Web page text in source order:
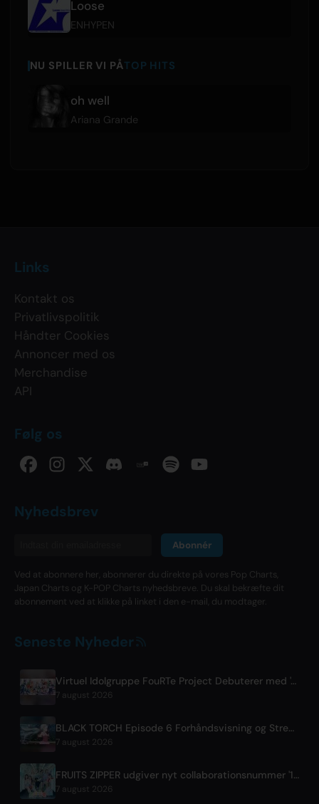
Loose
ENHYPEN
NU SPILLER VI PÅTOP HITS
oh well
Ariana Grande
Links
Kontakt os
Privatlivspolitik
Håndter Cookies
Annoncer med os
Merchandise
API
Følg os
Nyhedsbrev
Abonnér
Ved at abonnere her, abonnerer du direkte på vores Pop Charts,
Japan Charts og K-POP Charts nyhedsbreve. Du skal bekræfte dit
abonnement ved at klikke på linket i den e-mail, du modtager.
Seneste Nyheder
Virtuel Idolgruppe FouRTe Project Debuterer med 'ALL IN'-album Produceret af m-flo's ☆Taku Takahashi
7 august 2026
BLACK TORCH Episode 6 Forhåndsvisning og Streamingdetaljer
7 august 2026
FRUITS ZIPPER udgiver nyt collaborationsnummer '1,2,3,FOOOOUR'
7 august 2026